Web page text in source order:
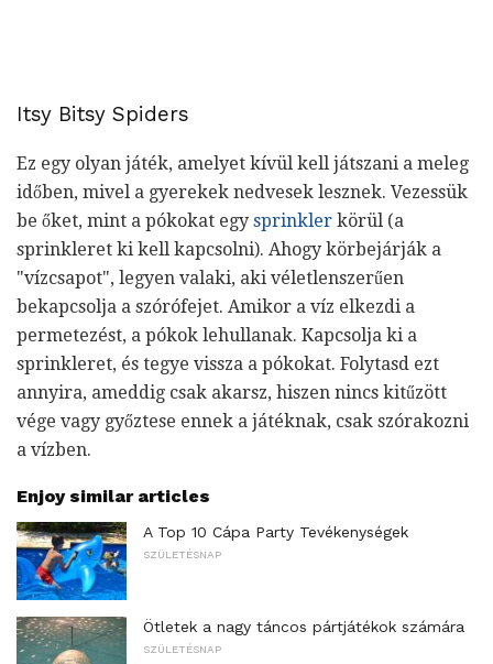
Itsy Bitsy Spiders
Ez egy olyan játék, amelyet kívül kell játszani a meleg
időben, mivel a gyerekek nedvesek lesznek. Vezessük
be őket, mint a pókokat egy sprinkler körül (a
sprinkleret ki kell kapcsolni). Ahogy körbejárják a
"vízcsapot", legyen valaki, aki véletlenszerűen
bekapcsolja a szórófejet. Amikor a víz elkezdi a
permetezést, a pókok lehullanak. Kapcsolja ki a
sprinkleret, és tegye vissza a pókokat. Folytasd ezt
annyira, ameddig csak akarsz, hiszen nincs kitűzött
vége vagy győztese ennek a játéknak, csak szórakozni
a vízben.
Enjoy similar articles
A Top 10 Cápa Party Tevékenységek
SZÜLETÉSNAP
Ötletek a nagy táncos pártjátékok számára
SZÜLETÉSNAP